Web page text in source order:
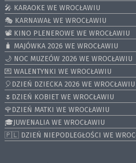
🎤 KARAOKE WE WROCŁAWIU
🎭 KARNAWAŁ WE WROCŁAWIU
📽️ KINO PLENEROWE WE WROCŁAWIU
🧳 MAJÓWKA 2026 WE WROCŁAWIU
🌙 NOC MUZEÓW 2026 WE WROCŁAWIU
💌 WALENTYNKI WE WROCŁAWIU
🎈DZIEŃ DZIECKA 2026 WE WROCŁAWIU
🌷DZIEŃ KOBIET WE WROCŁAWIU
🌹DZIEŃ MATKI WE WROCŁAWIU
🎓JUWENALIA WE WROCŁAWIU
🇵🇱 DZIEŃ NIEPODLEGŁOŚCI WE